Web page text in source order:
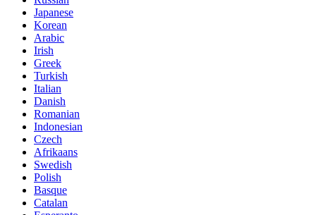
Japanese
Korean
Arabic
Irish
Greek
Turkish
Italian
Danish
Romanian
Indonesian
Czech
Afrikaans
Swedish
Polish
Basque
Catalan